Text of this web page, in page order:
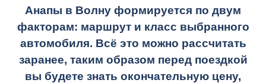
Анапы в Волну формируется по двум
факторам: маршрут и класс выбранного
автомобиля. Всё это можно рассчитать
заранее, таким образом перед поездкой
вы будете знать окончательную цену,